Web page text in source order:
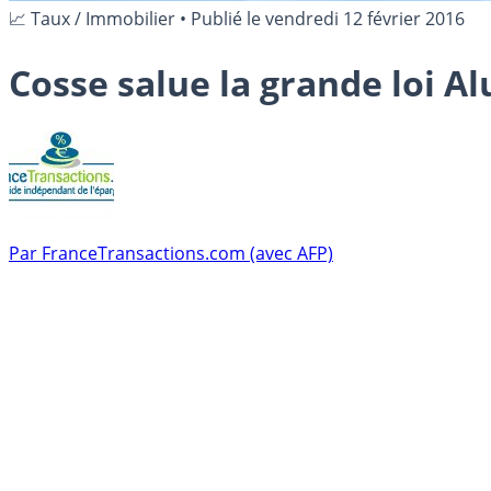
📈 Taux / Immobilier • Publié levendredi 12 février 2016
Cosse salue la grande loi
Par FranceTransactions.com (avec AFP)